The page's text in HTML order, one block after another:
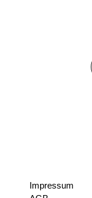
Impressum